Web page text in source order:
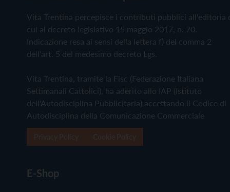
Vita Trentina percepisce i contributi pubblici all'editoria
cui al decreto legislativo 15 maggio 2017, n. 70.
Indicazione resa ai sensi della lettera f) del comma 2
dell'art. 5 del medesimo decreto Lgs.
Vita Trentina, tramite la Fisc (Federazione Italiana
Settimanali Cattolici), ha aderito allo IAP (Istituto
dell'Autodisciplina Pubblicitaria) accettando il Codice di
Autodisciplina della Comunicazione Commerciale
E-Shop